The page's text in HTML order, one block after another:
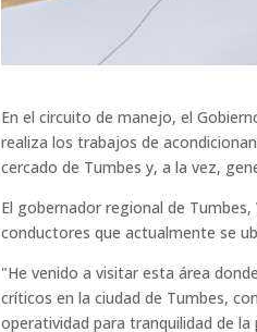
En el circuito de manejo, el
realiza los trabajos de
cercado de Tumbes y, a la vez,
El gobernador regional de
conductores que actualmente se
"He venido a visitar esta área
críticos en la ciudad de Tumbes,
operatividad para tranquilidad de